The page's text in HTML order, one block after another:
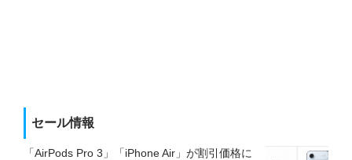
セール情報
「AirPods Pro 3」「iPhone Air」が割引価格に